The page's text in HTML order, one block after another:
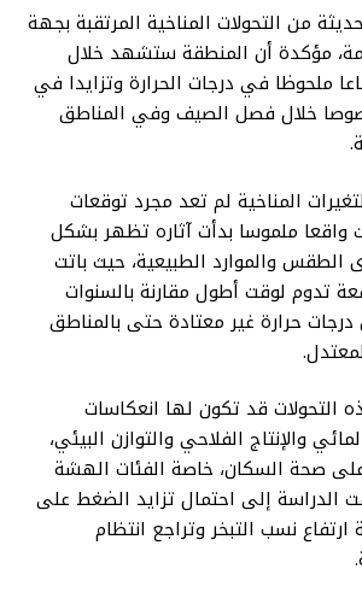
من التحولات المناخية المرتقبة بجهة
مؤكدة أن المنطقة ستشهد خلال
ملحوظا في درجات الحرارة وتزايدا في
خلال فصل الصيف وفي المناطق
المناخية لم تعد مجرد توقعات
واقعا ملموسا بدأت آثاره تظهر بشكل
والموارد الطبيعية، حيث باتت
تدوم لوقت أطول مقارنة بالسنوات
حرارة غير معتادة حتى بالمناطق
التحولات قد تكون لها انعكاسات
والإنتاج الفلاحي والتوازن البيئي،
صحة السكان، خاصة الفئات الهشة
الدراسة إلى احتمال تزايد الضغط على
ارتفاع نسب التبخر وتراجع انتظام